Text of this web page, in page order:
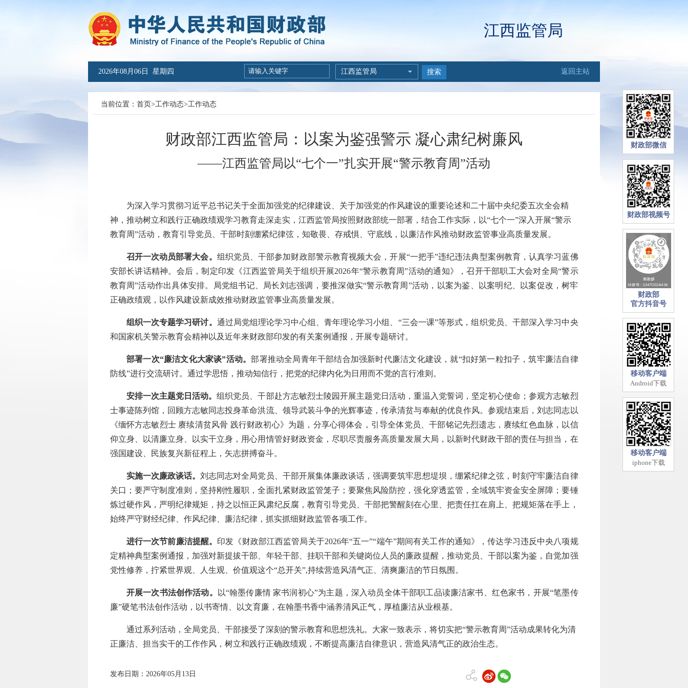
财政部微信
财政部视频号
财政部
官方抖音号
移动客户端
Android下载
移动客户端
iphone下载
江西监管局
2026年08月06日 星期四 江西监管局 搜索 返回主站
当前位置： 首页>工作动态>工作动态
财政部江西监管局：以案为鉴强警示 凝心肃纪树廉风
——江西监管局以“七个一”扎实开展“警示教育周”活动
为深入学习贯彻习近平总书记关于全面加强党的纪律建设、关于加强党的作风建设的重要论述和二十届中央纪委五次全会精
神，推动树立和践行正确政绩观学习教育走深走实，江西监管局按照财政部统一部署，结合工作实际，以“七个一”深入开展“警示
教育周”活动，教育引导党员、干部时刻绷紧纪律弦，知敬畏、存戒惧、守底线，以廉洁作风推动财政监管事业高质量发展。
召开一次动员部署大会。 组织党员、干部参加财政部警示教育视频大会，开展“一把手”违纪违法典型案例教育，认真学习蓝佛
安部长讲话精神。会后，制定印发《江西监管局关于组织开展2026年“警示教育周”活动的通知》，召开干部职工大会对全局“警示
教育周”活动作出具体安排。局党组书记、局长刘志强调，要推深做实“警示教育周”活动，以案为鉴、以案明纪、以案促改，树牢
正确政绩观，以作风建设新成效推动财政监管事业高质量发展。
组织一次专题学习研讨。 通过局党组理论学习中心组、青年理论学习小组、“三会一课”等形式，组织党员、干部深入学习中央
和国家机关警示教育会精神以及近年来财政部印发的有关案例通报，开展专题研讨。
部署一次“廉洁文化大家谈”活动。部署推动全局青年干部结合加强新时代廉洁文化建设，就“扣好第一粒扣子，筑牢廉洁自律
防线”进行交流研讨。通过学思悟，推动知信行，把党的纪律内化为日用而不觉的言行准则。
安排一次主题党日活动。组织党员、干部赴方志敏烈士陵园开展主题党日活动，重温入党誓词，坚定初心使命；参观方志敏烈
士事迹陈列馆，回顾方志敏同志投身革命洪流、领导武装斗争的光辉事迹，传承清贫与奉献的优良作风。参观结束后，刘志同志以
《缅怀方志敏烈士 赓续清贫风骨 践行财政初心》为题，分享心得体会，引导全体党员、干部铭记先烈遗志，赓续红色血脉，以信
仰立身、以清廉立身、以实干立身，用心用情管好财政资金，尽职尽责服务高质量发展大局，以新时代财政干部的责任与担当，在
强国建设、民族复兴新征程上，矢志拼搏奋斗。
实施一次廉政谈话。刘志同志对全局党员、干部开展集体廉政谈话，强调要筑牢思想堤坝，绷紧纪律之弦，时刻守牢廉洁自律
关口；要严守制度准则，坚持刚性履职，全面扎紧财政监管笼子；要聚焦风险防控，强化穿透监管，全域筑牢资金安全屏障；要锤
炼过硬作风，严明纪律规矩，持之以恒正风肃纪反腐，教育引导党员、干部把警醒刻在心里、把责任扛在肩上、把规矩落在手上，
始终严守财经纪律、作风纪律、廉洁纪律，抓实抓细财政监管各项工作。
进行一次节前廉洁提醒。 印发《财政部江西监管局关于2026年“五一”“端午”期间有关工作的通知》，传达学习违反中央八项规
定精神典型案例通报，加强对新提拔干部、年轻干部、挂职干部和关键岗位人员的廉政提醒，推动党员、干部以案为鉴，自觉加强
党性修养，拧紧世界观、人生观、价值观这个“总开关”,持续营造风清气正、清爽廉洁的节日氛围。
开展一次书法创作活动。
以“翰墨传廉情 家书润初心”为主题，深入动员全体干部职工品读廉洁家书、红色家书，开展“笔墨传
廉”硬笔书法创作活动，以书寄情、以文育廉，在翰墨书香中涵养清风正气，厚植廉洁从业根基。
通过系列活动，全局党员、干部接受了深刻的警示教育和思想洗礼。大家一致表示，将切实把“警示教育周”活动成果转化为清
正廉洁、担当实干的工作作风，树立和践行正确政绩观，不断提高廉洁自律意识，营造风清气正的政治生态。
发布日期：2026年05月13日